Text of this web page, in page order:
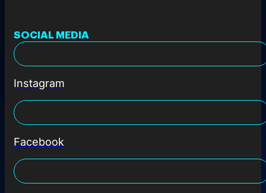
SOCIAL MEDIA
Instagram
Facebook